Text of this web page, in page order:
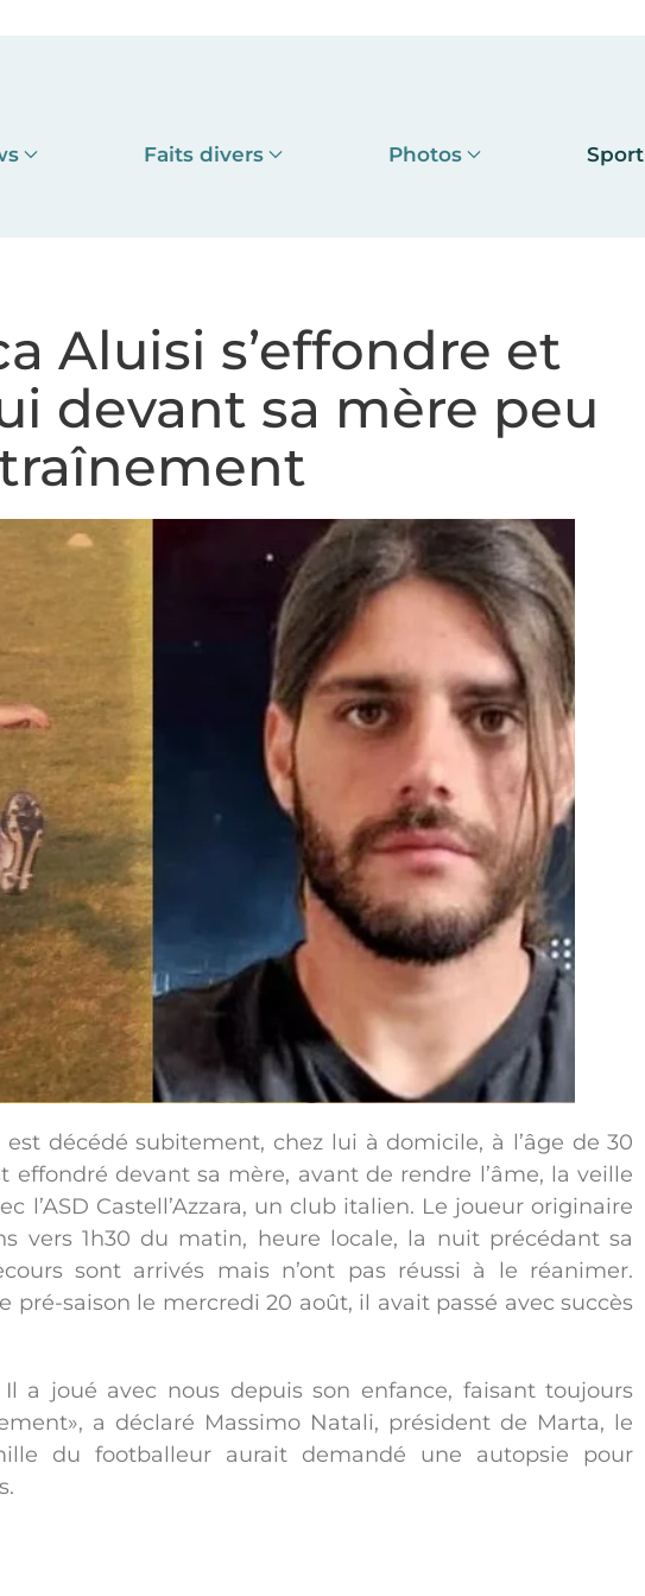
Faits divers Photos Sport
Aluisi s’effondre et
devant sa mère peu
décédé subitement, chez lui à domicile, à l’âge de 30
effondré devant sa mère, avant de rendre l’âme, la veille
l’ASD Castell’Azzara, un club italien. Le joueur originaire
vers 1h30 du matin, heure locale, la nuit précédant sa
sont arrivés mais n’ont pas réussi à le réanimer.
pré-saison le mercredi 20 août, il avait passé avec succès
Il a joué avec nous depuis son enfance, faisant toujours
a déclaré Massimo Natali, président de Marta, le
du footballeur aurait demandé une autopsie pour